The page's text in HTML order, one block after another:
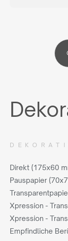
Direkt (175x60
Pauspapier
Xpression -
Xpression -
Empfindliche